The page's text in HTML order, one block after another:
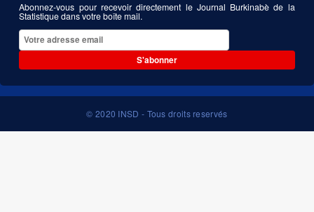
Abonnez-vous pour recevoir directement le Journal Burkinabè de la
Statistique dans votre boîte mail.
S'abonner
© 2020 INSD - Tous droits reservés